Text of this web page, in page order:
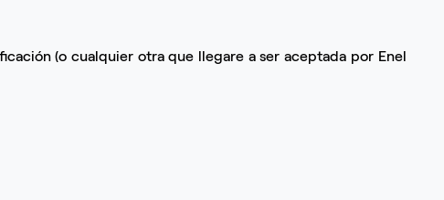
(o cualquier otra que llegare a ser aceptada por Enel